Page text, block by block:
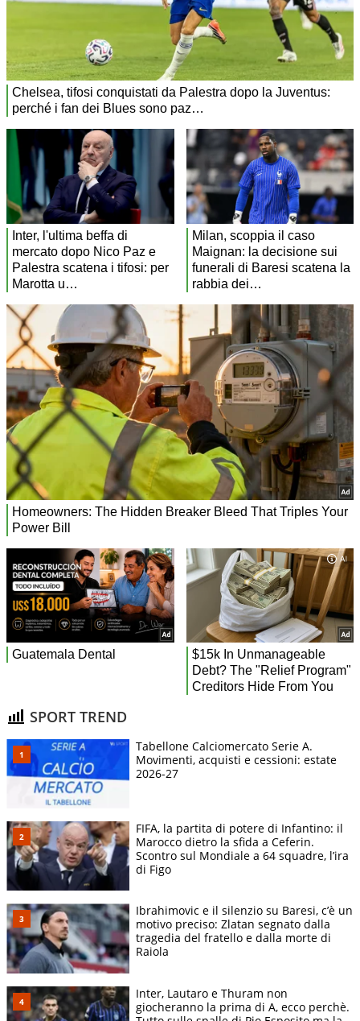
SPORT TREND
Tabellone Calciomercato Serie A.
Movimenti, acquisti e cessioni: estate
2026-27
FIFA, la partita di potere di Infantino: il
Marocco dietro la sfida a Ceferin.
Scontro sul Mondiale a 64 squadre, l’ira
di Figo
Ibrahimovic e il silenzio su Baresi, c’è un
motivo preciso: Zlatan segnato dalla
tragedia del fratello e dalla morte di
Raiola
Inter, Lautaro e Thuram non
giocheranno la prima di A, ecco perchè.